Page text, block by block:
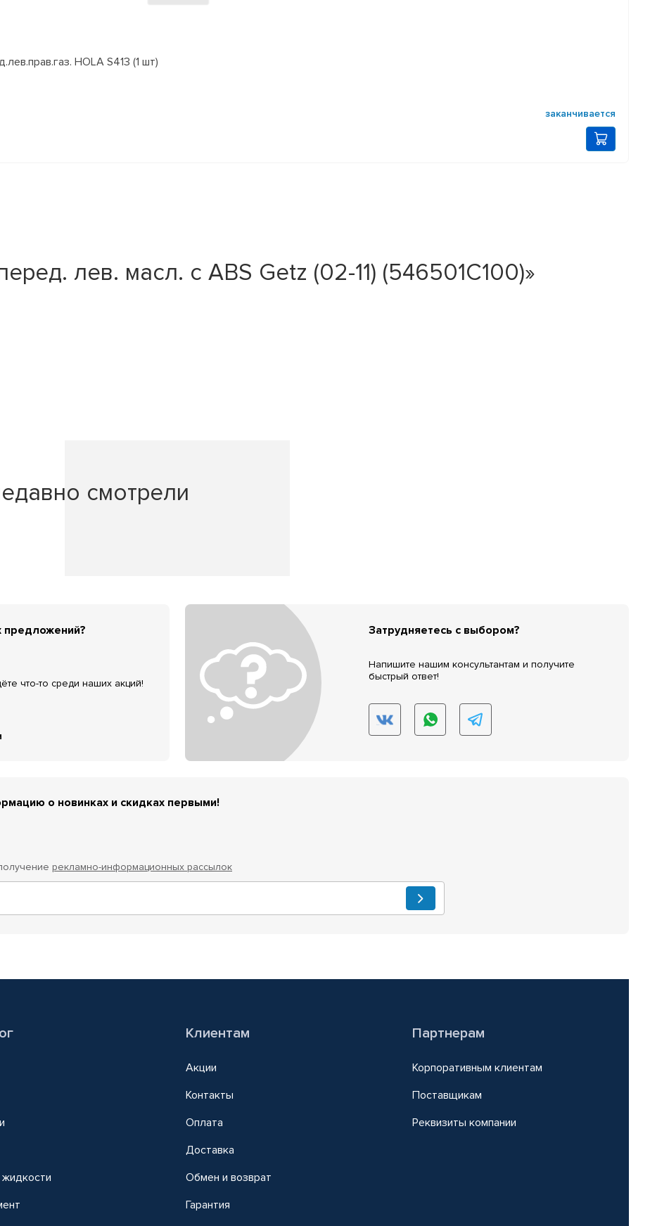
HOLA S413 (1 шт)
заканчивается
лев. масл. c ABS Getz (02-11) (546501C100)»
смотрели
предложений?
что-то среди наших акций!
Затрудняетесь с выбором?
Напишите нашим консультантам и получите
быстрый ответ!
о новинках и скидках первыми!
рекламно-информационных рассылок
Клиентам
Акции
Контакты
Оплата
Доставка
Обмен и возврат
Гарантия
Партнерам
Корпоративным клиентам
Поставщикам
Реквизиты компании